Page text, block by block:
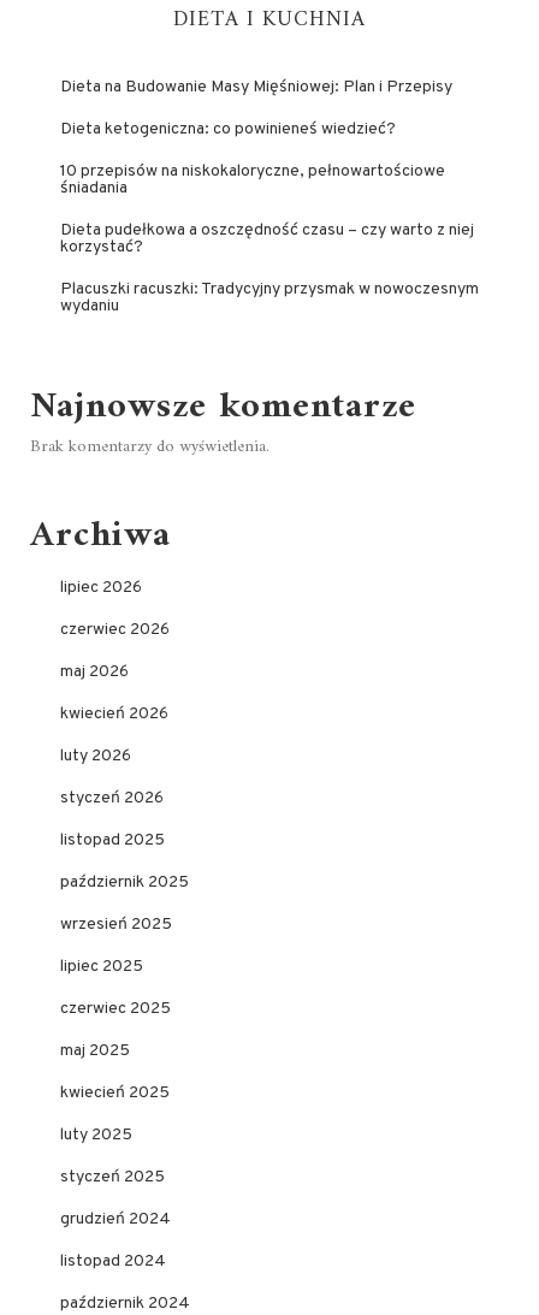
DIETA I KUCHNIA
Dieta na Budowanie Masy Mięśniowej: Plan i Przepisy
Dieta ketogeniczna: co powinieneś wiedzieć?
10 przepisów na niskokaloryczne, pełnowartościowe
śniadania
Dieta pudełkowa a oszczędność czasu – czy warto z niej
korzystać?
Placuszki racuszki: Tradycyjny przysmak w nowoczesnym
wydaniu
Najnowsze komentarze
Brak komentarzy do wyświetlenia.
Archiwa
lipiec 2026
czerwiec 2026
maj 2026
kwiecień 2026
luty 2026
styczeń 2026
listopad 2025
październik 2025
wrzesień 2025
lipiec 2025
czerwiec 2025
maj 2025
kwiecień 2025
luty 2025
styczeń 2025
grudzień 2024
listopad 2024
październik 2024